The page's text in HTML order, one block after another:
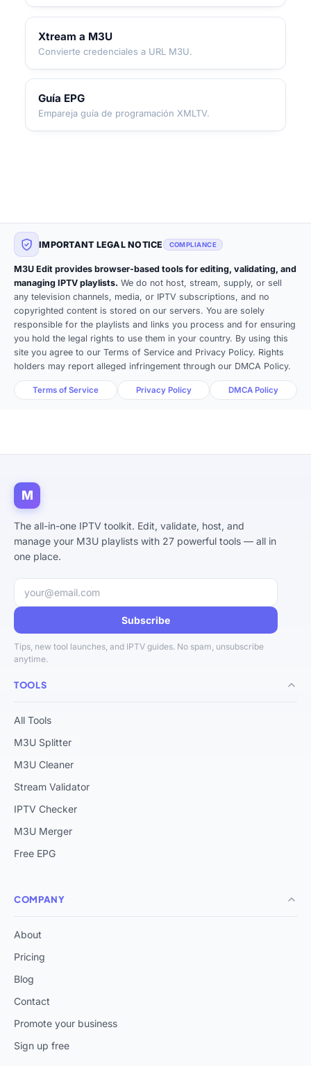
Xtream a M3U
Convierte credenciales a URL M3U.
Guía EPG
Empareja guía de programación XMLTV.
IMPORTANT LEGAL NOTICE COMPLIANCE
M3U Edit provides browser-based tools for editing, validating, and
managing IPTV playlists. We do not host, stream, supply, or sell
any television channels, media, or IPTV subscriptions, and no
copyrighted content is stored on our servers. You are solely
responsible for the playlists and links you process and for ensuring
you hold the legal rights to use them in your country. By using this
site you agree to our Terms of Service and Privacy Policy. Rights
holders may report alleged infringement through our DMCA Policy.
Terms of Service Privacy Policy DMCA Policy
M
The all-in-one IPTV toolkit. Edit, validate, host, and
manage your M3U playlists with 27 powerful tools — all in
one place.
Email address
Subscribe
Tips, new tool launches, and IPTV guides. No spam, unsubscribe
anytime.
TOOLS
All Tools
M3U Splitter
M3U Cleaner
Stream Validator
IPTV Checker
M3U Merger
Free EPG
COMPANY
About
Pricing
Blog
Contact
Promote your business
Sign up free